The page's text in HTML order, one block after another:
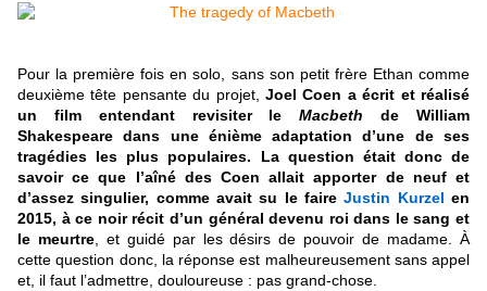
Pour la première fois en solo, sans son petit frère Ethan comme
deuxième tête pensante du projet, Joel Coen a écrit et réalisé
un film entendant revisiter leMacbeth de William
Shakespeare dans une énième adaptation d’une de ses
tragédies les plus populaires. La question était donc de
savoir ce que l’aîné des Coen allait apporter de neuf et
d’assez singulier, comme avait su le faireJustin Kurzel en
2015, à ce noir récit d’un général devenu roi dans le sang et
le meurtre, et guidé par les désirs de pouvoir de madame. À
cette question donc, la réponse est malheureusement sans appel
et, il faut l’admettre, douloureuse : pas grand-chose.